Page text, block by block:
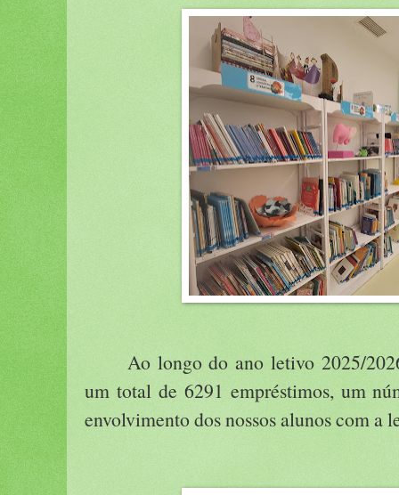
Ao longo do ano letivo 2025/
um total de 6291 empréstimos, um
envolvimento dos nossos alunos com a